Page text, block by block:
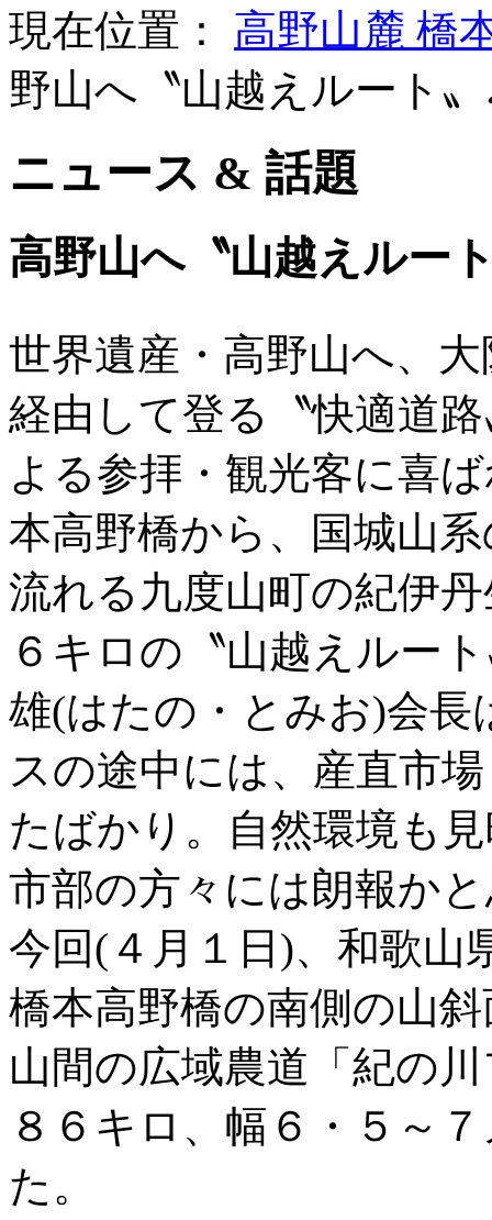
現在位置： 高野山麓 橋
野山へ〝山越えルート
ニュース & 話題
高野山へ〝山越えルー
世界遺産・高野山へ、
経由して登る〝快適道
よる参拝・観光客に喜
本高野橋から、国城山
流れる九度山町の紀伊
６キロの〝山越えルー
雄(はたの・とみお)会長
スの途中には、産直市
たばかり。自然環境も
市部の方々には朗報か
今回(４月１日)、和歌山
橋本高野橋の南側の山
山間の広域農道「紀の
８６キロ、幅６・５～
た。